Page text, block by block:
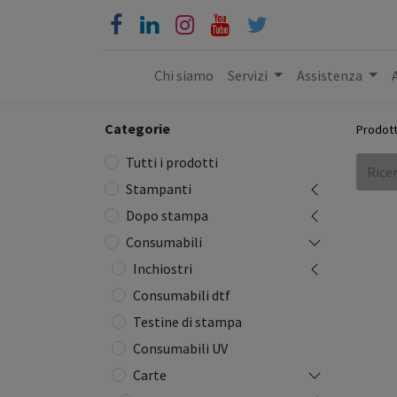
Chi siamo Servizi Assistenza
Categorie
Tutti i prodotti
Stampanti
Dopo stampa
Consumabili
Inchiostri
Consumabili dtf
Testine di stampa
Consumabili UV
Carte